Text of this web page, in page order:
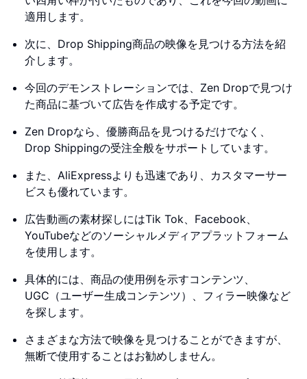
適用します。
次に、Drop Shipping商品の映像を見つける方法を紹
介します。
今回のデモンストレーションでは、Zen Dropで見つけ
た商品に基づいて広告を作成する予定です。
Zen Dropなら、優勝商品を見つけるだけでなく、
Drop Shippingの受注全般をサポートしています。
また、AliExpressよりも迅速であり、カスタマーサー
ビスも優れています。
広告動画の素材探しにはTik Tok、Facebook、
YouTubeなどのソーシャルメディアプラットフォーム
を使用します。
具体的には、商品の使用例を示すコンテンツ、
UGC（ユーザー生成コンテンツ）、フィラー映像など
を探します。
さまざまな方法で映像を見つけることができますが、
無断で使用することはお勧めしません。